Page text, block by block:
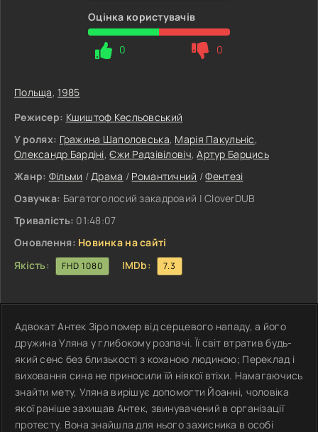
Оцінка користувачів
0 0
Польща,1985
Режисер: Кшиштоф Кесльовський
У ролях: Гражина Шаполовська, Марія Пакульніс,
Олександр Бардіні,Єжи Радзівіловіч,Артур Барцись
Жанр: Фільми /Драма / Романтичний /Фентезі
Озвучка: Багатоголосий закадровий | CloverDUB
Тривалість: 01:48:07
Оновлення: Новинка на сайті
Якість:
FHD 1080 IMDb: 7.3
Адвокат Антек Зіро помер від серцевого нападу, а його
дружина Уляна у глибокому розпачі. Її світ втратив будь-
який сенс без близькості з коханою людиною; Переклад і
виховання сина не приносили їй ніякої втіхи. Намагаючись
знайти мету, Уляна вирішує допомогти Йоанні, чоловіка
якої раніше захищав Антек, звинувачений в організації
протесту. Вона знайшла для нього захисника в особі